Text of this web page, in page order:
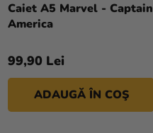
Caiet A5 Marvel - Captain
America
99,90 Lei
ADAUGĂ ÎN COŞ